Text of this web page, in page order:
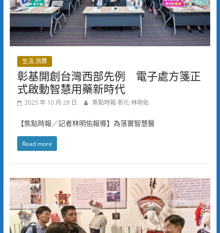
生活.消費
彰基開創台灣西部先例 電子處方箋正
式啟動智慧用藥新時代
2025 年 10 月 28 日 焦點時報-彰化 林明佑
【焦點時報／記者林明佑報導】為落實智慧醫
Read more